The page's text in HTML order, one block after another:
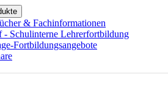
& Fachinformationen
- Schulinterne Lehrerfortbildung
Fortbildungsangebote